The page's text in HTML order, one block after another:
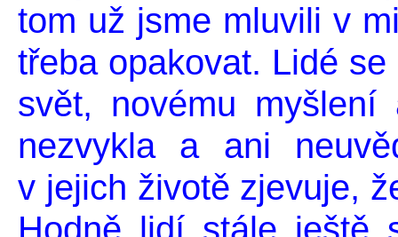
tom už jsme mluvili v
třeba opakovat. Lidé
svět, novému
nezvykla a ani
v jejich životě zjevuje,